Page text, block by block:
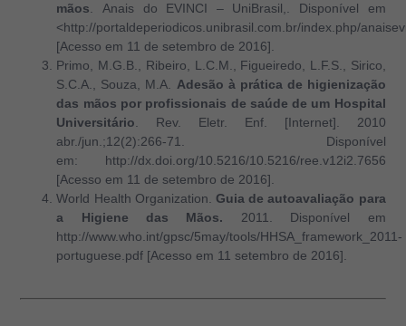
mãos. Anais do EVINCI – UniBrasil,. Disponível em
<http://portaldeperiodicos.unibrasil.com.br/index.php/
[Acesso em 11 de setembro de 2016].
Primo, M.G.B., Ribeiro, L.C.M., Figueiredo, L.F.S., Sirico,
S.C.A., Souza, M.A. Adesão à prática de higienização
das mãos por profissionais de saúde de um Hospital
Universitário. Rev. Eletr. Enf. [Internet]. 2010
abr./jun.;12(2):266-71. Disponível
em: http://dx.doi.org/10.5216/10.5216/ree.v12i2.7656
[Acesso em 11 de setembro de 2016].
World Health Organization. Guia de autoavaliação para
a Higiene das Mãos. 2011.
Disponível em
http://www.who.int/gpsc/5may/tools/HHSA_framework_2011-
portuguese.pdf [Acesso em 11 setembro de 2016].